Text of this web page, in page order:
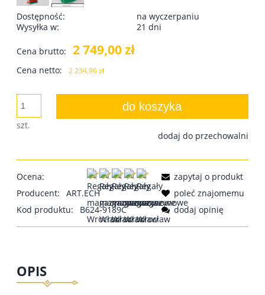
Dostępność:
na wyczerpaniu
Wysyłka w:
21 dni
Cena brutto: 2 749,00 zł
Cena netto: 2 234,96 zł
szt.
do koszyka
dodaj do przechowalni
Ocena:
Producent:
ART.ECH
Kod produktu:
B624-9189C
zapytaj o produkt
poleć znajomemu
dodaj opinię
OPIS